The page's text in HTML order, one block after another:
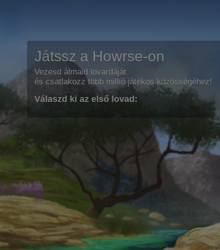
Játssz a Howrse-on
Vezesd álmaid lovardáját
és csatlakozz több millió játékos közösségéhez!
Válaszd ki az első lovad: